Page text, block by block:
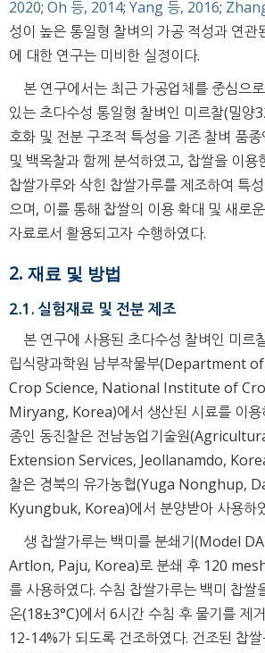
2020; Oh 등, 2014; Yang 등, 2016;
성이 높은 통일형 찰벼의 가공 적성과 연관
에 대한 연구는 미비한 실정이다.
본 연구에서는 최근 가공업체를 중심으
있는 초다수성 통일형 찰벼인 미르찰(밀양
호화 및 전분 구조적 특성을 기존 찰벼 품
및 백옥찰과 함께 분석하였고, 찹쌀을 이용
찹쌀가루와 삭힌 찹쌀가루를 제조하여 특
으며, 이를 통해 찹쌀의 이용 확대 및 새로
자료로서 활용되고자 수행하였다.
2. 재료 및 방법
2.1. 실험재료 및 전분 제조
본 연구에 사용된 초다수성 찰벼인 미르
립식량과학원 남부작물부(Department
Crop Science, National Institute of
Miryang, Korea)에서 생산된 시료를 이용
종인 동진찰은 전남농업기술원
Extension Services, Jeollanamdo,
찰은 경북의 유가농협(Yuga Nonghup,
Kyungbuk, Korea)에서 분양받아 사용하
생 찹쌀가루는 백미를 분쇄기(Model
Artlon, Paju, Korea)로 분쇄 후 120
를 사용하였다. 수침 찹쌀가루는 백미 찹쌀
온(18±3°C)에서 6시간 수침 후 물기를 제
12-14%가 되도록 건조하였다. 건조된 찹